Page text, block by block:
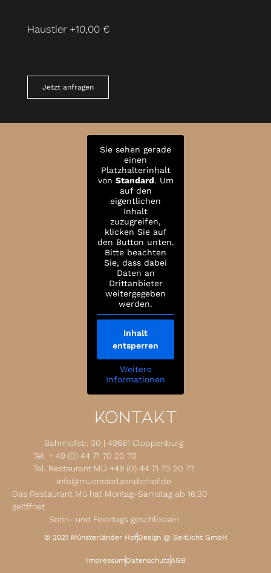
Haustier +10,00 €
Jetzt anfragen
Kontakt
Bahnhofstr. 30 | 49661 Cloppenburg
Tel. + 49 (0) 44 71 70 20 70
Tel. Restaurant MÜ +49 (0) 44 71 70 20 77
info@muensterlaenderhof.de
Das Restaurant Mü hat Montag-Samstag ab 16:30
geöffnet
Sonn- und Feiertags geschlossen
Sie sehen gerade
einen
Platzhalterinhalt
von Standard. Um
auf den
eigentlichen
Inhalt
zuzugreifen,
klicken Sie auf
den Button unten.
Bitte beachten
Sie, dass dabei
Daten an
Drittanbieter
weitergegeben
werden.
Inhalt
entsperren
Weitere
Informationen
© 2021 Münsterländer HofDesign @ Seitlicht GmbH
ImpressumDatenschutzAGB